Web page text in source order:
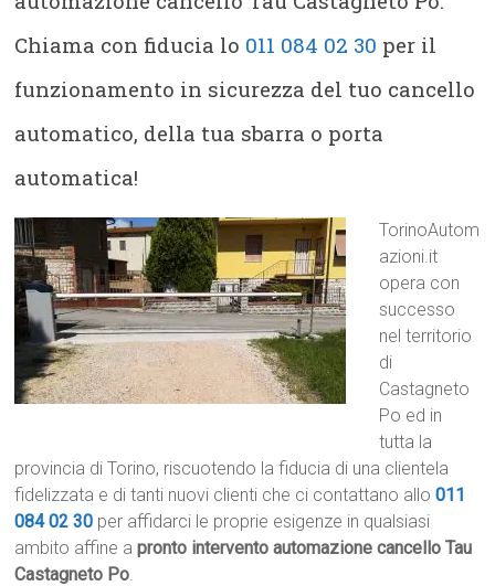
Chiama con fiducia lo 011 084 02 30 per il
funzionamento in sicurezza del tuo cancello
automatico, della tua sbarra o porta
automatica!
TorinoAutom
azioni.it
opera con
successo
nel territorio
di
Castagneto
Po ed in
tutta la
provincia di Torino, riscuotendo la fiducia di una clientela
fidelizzata e di tanti nuovi clienti che ci contattano allo011
084 02 30 per affidarci le proprie esigenze in qualsiasi
ambito affine apronto intervento automazione cancello Tau
Castagneto Po.